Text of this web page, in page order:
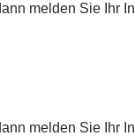
melden Sie Ihr
melden Sie Ihr